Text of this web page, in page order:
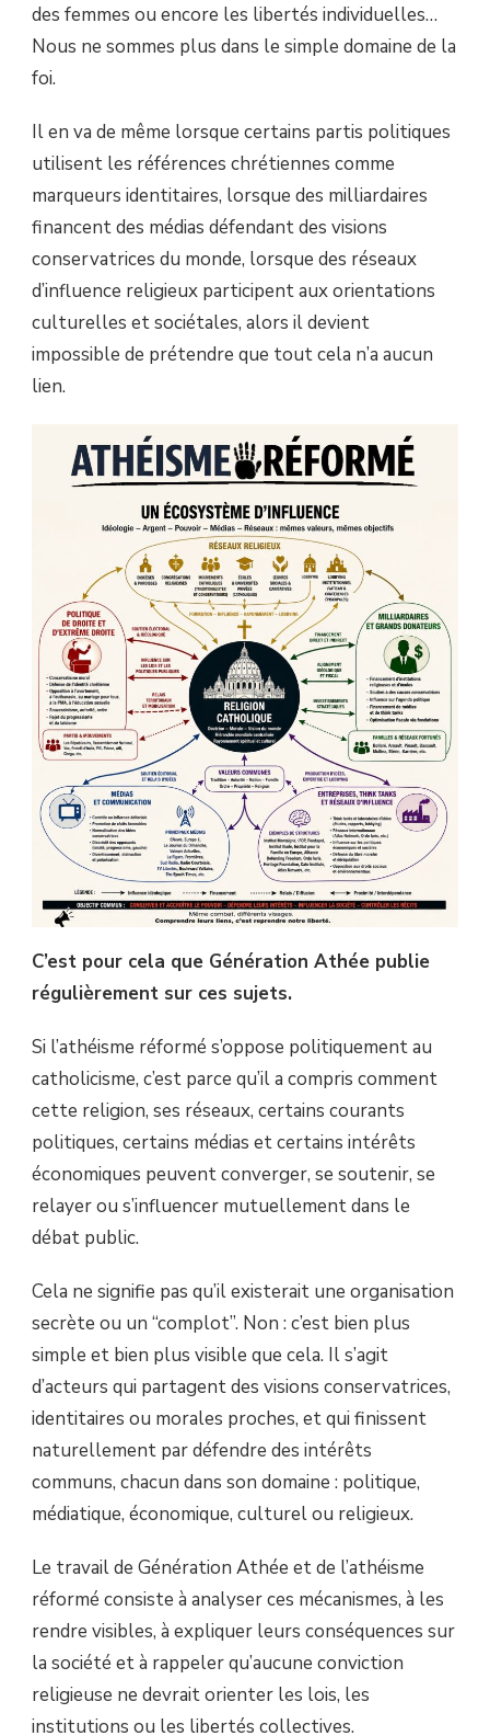
des femmes ou encore les libertés individuelles…
Nous ne sommes plus dans le simple domaine de la
foi.
Il en va de même lorsque certains partis politiques
utilisent les références chrétiennes comme
marqueurs identitaires, lorsque des milliardaires
financent des médias défendant des visions
conservatrices du monde, lorsque des réseaux
d’influence religieux participent aux orientations
culturelles et sociétales, alors il devient
impossible de prétendre que tout cela n’a aucun
lien.
C’est pour cela que Génération Athée publie
régulièrement sur ces sujets.
Si l’athéisme réformé s’oppose politiquement au
catholicisme, c’est parce qu’il a compris comment
cette religion, ses réseaux, certains courants
politiques, certains médias et certains intérêts
économiques peuvent converger, se soutenir, se
relayer ou s’influencer mutuellement dans le
débat public.
Cela ne signifie pas qu’il existerait une organisation
secrète ou un “complot”. Non : c’est bien plus
simple et bien plus visible que cela. Il s’agit
d’acteurs qui partagent des visions conservatrices,
identitaires ou morales proches, et qui finissent
naturellement par défendre des intérêts
communs, chacun dans son domaine : politique,
médiatique, économique, culturel ou religieux.
Le travail de Génération Athée et de l’athéisme
réformé consiste à analyser ces mécanismes, à les
rendre visibles, à expliquer leurs conséquences sur
la société et à rappeler qu’aucune conviction
religieuse ne devrait orienter les lois, les
institutions ou les libertés collectives.